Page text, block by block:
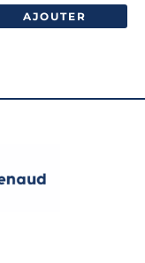
AJOUTER